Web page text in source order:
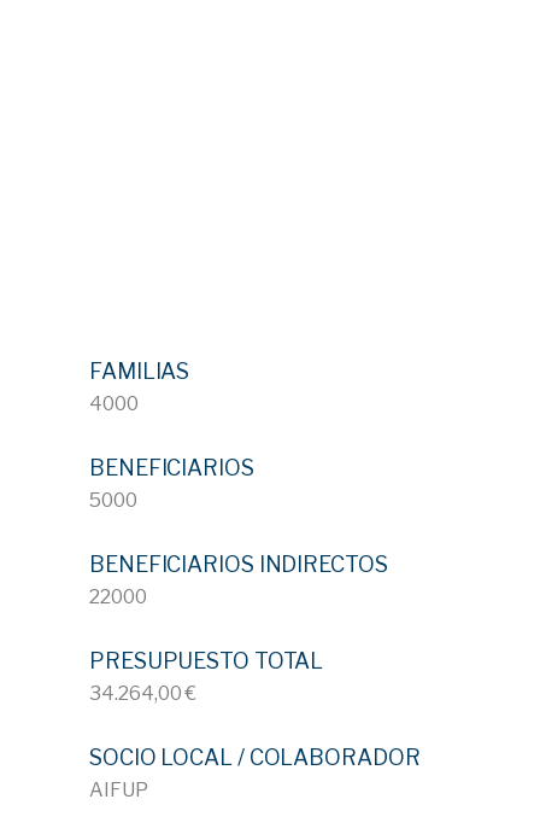
FAMILIAS
4000
BENEFICIARIOS
5000
BENEFICIARIOS INDIRECTOS
22000
PRESUPUESTO TOTAL
34.264,00 €
SOCIO LOCAL / COLABORADOR
AIFUP